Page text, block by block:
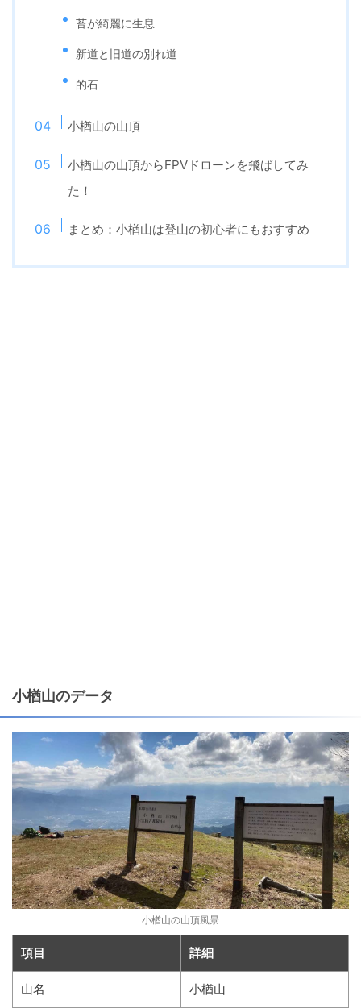
苔が綺麗に生息
新道と旧道の別れ道
的石
小楢山の山頂
小楢山の山頂からFPVドローンを飛ばしてみ
た！
まとめ：小楢山は登山の初心者にもおすすめ
小楢山のデータ
小楢山の山頂風景
項目 詳細
山名 小楢山